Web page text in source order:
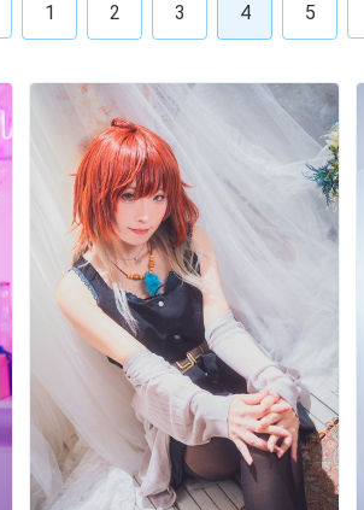
1 2 3 4 5